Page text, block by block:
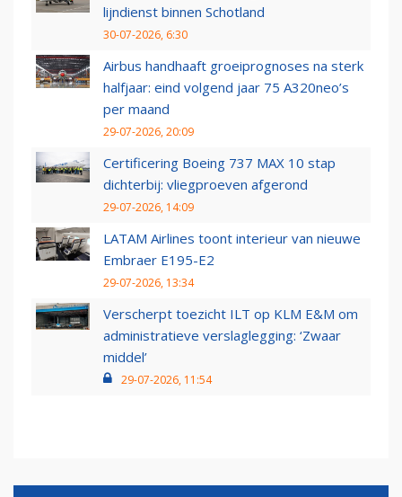
lijndienst binnen Schotland
30-07-2026, 6:30
Airbus handhaaft groeiprognoses na sterk
halfjaar: eind volgend jaar 75 A320neo’s
per maand
29-07-2026, 20:09
Certificering Boeing 737 MAX 10 stap
dichterbij: vliegproeven afgerond
29-07-2026, 14:09
LATAM Airlines toont interieur van nieuwe
Embraer E195-E2
29-07-2026, 13:34
Verscherpt toezicht ILT op KLM E&M om
administratieve verslaglegging: ‘Zwaar
middel’
29-07-2026, 11:54